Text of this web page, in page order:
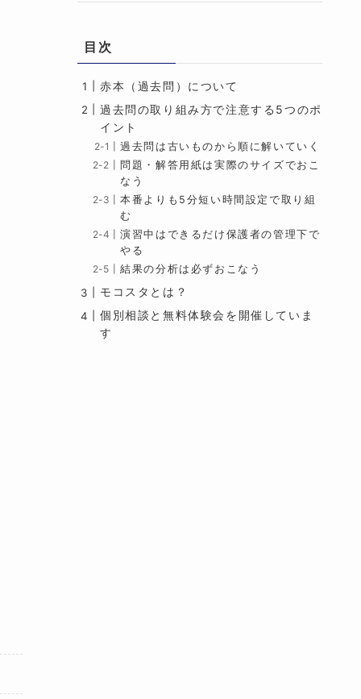
目次
赤本（過去問）について
過去問の取り組み方で注意する5つのポ
イント
過去問は古いものから順に解いていく
問題・解答用紙は実際のサイズでおこ
なう
本番よりも5分短い時間設定で取り組
む
演習中はできるだけ保護者の管理下で
やる
結果の分析は必ずおこなう
モコスタとは？
個別相談と無料体験会を開催していま
す